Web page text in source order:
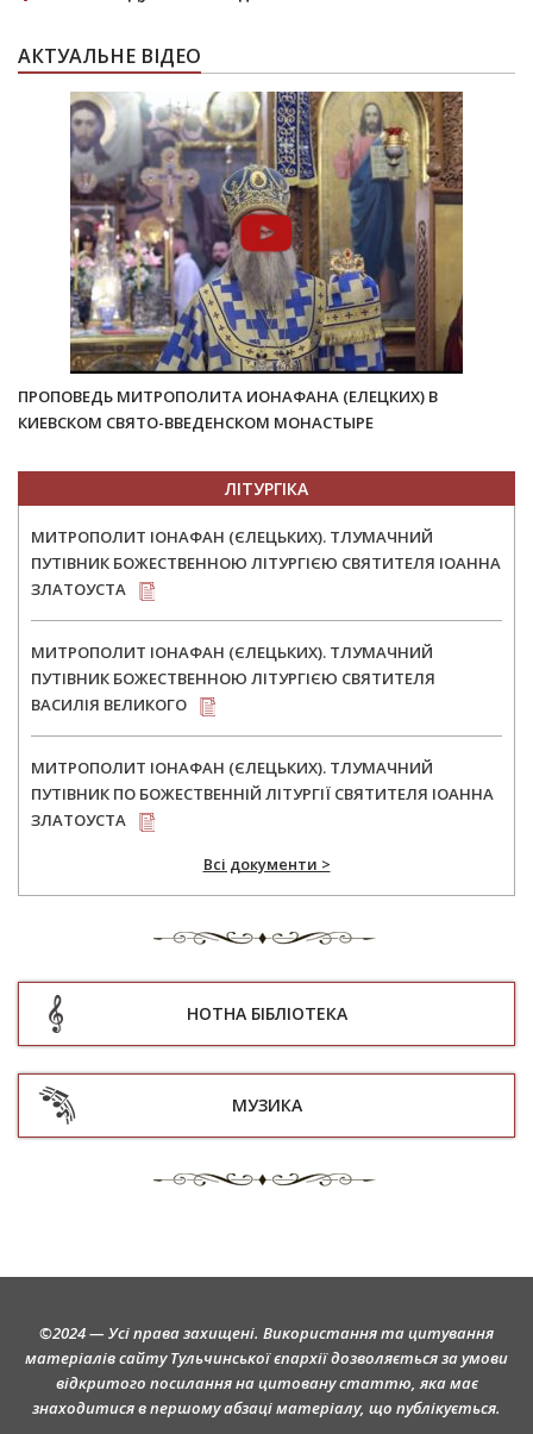
АКТУАЛЬНЕ ВІДЕО
ПРОПОВЕДЬ МИТРОПОЛИТА ИОНАФАНА (ЕЛЕЦКИХ) В
КИЕВСКОМ СВЯТО-ВВЕДЕНСКОМ МОНАСТЫРЕ
ЛІТУРГІКА
МИТРОПОЛИТ ІОНАФАН (ЄЛЕЦЬКИХ). ТЛУМАЧНИЙ
ПУТІВНИК БОЖЕСТВЕННОЮ ЛІТУРГІЄЮ СВЯТИТЕЛЯ ІОАННА
ЗЛАТОУСТА
МИТРОПОЛИТ ІОНАФАН (ЄЛЕЦЬКИХ). ТЛУМАЧНИЙ
ПУТІВНИК БОЖЕСТВЕННОЮ ЛІТУРГІЄЮ СВЯТИТЕЛЯ
ВАСИЛІЯ ВЕЛИКОГО
МИТРОПОЛИТ ІОНАФАН (ЄЛЕЦЬКИХ). ТЛУМАЧНИЙ
ПУТІВНИК ПО БОЖЕСТВЕННІЙ ЛІТУРГІЇ СВЯТИТЕЛЯ ІОАННА
ЗЛАТОУСТА
Всі документи >
НОТНА БІБЛІОТЕКА
МУЗИКА
©2024 — Усі права захищені. Використання та цитування
матеріалів сайту Тульчинської єпархії дозволяється за умови
відкритого посилання на цитовану статтю, яка має
знаходитися в першому абзаці матеріалу, що публікується.